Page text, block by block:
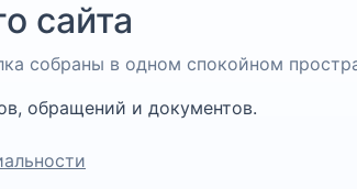
сайта
собраны в одном спокойном
обращений и документов.